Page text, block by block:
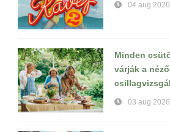
04 aug 2026
Minden
várják a
03 aug 2026